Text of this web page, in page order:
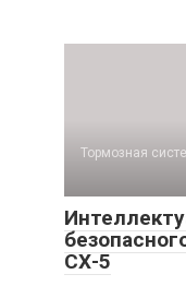
Тормозная
СХ-5